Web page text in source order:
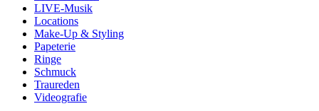
LIVE-Musik
Locations
Make-Up & Styling
Papeterie
Ringe
Schmuck
Traureden
Videografie